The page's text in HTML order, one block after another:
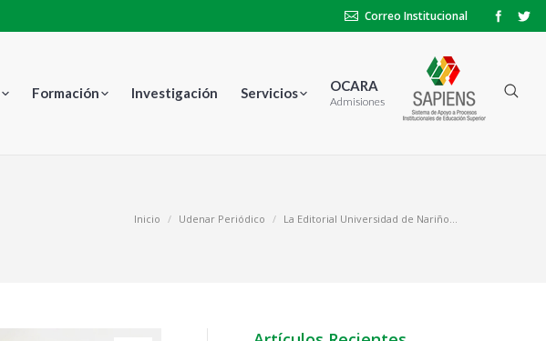
Correo Institucional
Formación Investigación Servicios OCARA
Admisiones
Inicio Udenar Periódico La Editorial Universidad de Nariño…